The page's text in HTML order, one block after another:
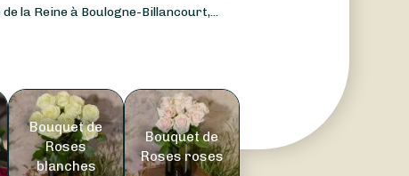
la Reine à Boulogne-Billancourt,...
Bouquet de
Roses
blanches
Bouquet de
Roses roses